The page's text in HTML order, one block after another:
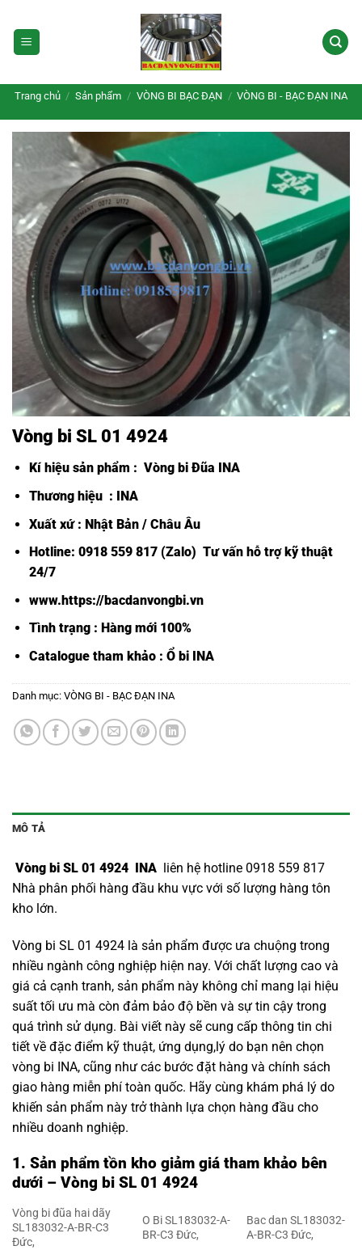
qua
nội
Trang chủ / Sản phẩm / VÒNG BI BẠC ĐẠN / VÒNG BI - BẠC ĐẠN INA
Vòng bi SL 01 4924
Kí hiệu sản phẩm : Vòng bi Đũa INA
Thương hiệu : INA
Xuất xứ : Nhật Bản / Châu Âu
Hotline: 0918 559 817 (Zalo) Tư vấn hỗ trợ kỹ thuật
24/7
www.https://bacdanvongbi.vn
Tình trạng : Hàng mới 100%
Catalogue tham khảo : Ổ bi INA
Danh mục: VÒNG BI - BẠC ĐẠN INA
MÔ TẢ
Vòng bi SL 01 4924 INA liên hệ hotline 0918 559 817
Nhà phân phối hàng đầu khu vực với số lượng hàng tôn
kho lớn.
Vòng bi SL 01 4924 là sản phẩm được ưa chuộng trong
nhiều ngành công nghiệp hiện nay. Với chất lượng cao và
giá cả cạnh tranh, sản phẩm này không chỉ mang lại hiệu
suất tối ưu mà còn đảm bảo độ bền và sự tin cậy trong
quá trình sử dụng. Bài viết này sẽ cung cấp thông tin chi
tiết về đặc điểm kỹ thuật, ứng dụng,lý do bạn nên chọn
vòng bi INA, cũng như các bước đặt hàng và chính sách
giao hàng miễn phí toàn quốc. Hãy cùng khám phá lý do
khiến sản phẩm này trở thành lựa chọn hàng đầu cho
nhiều doanh nghiệp.
1. Sản phẩm tồn kho giảm giá tham khảo bên
dưới – Vòng bi SL 01 4924
Vòng bi đũa hai dãy
SL183032-A-BR-C3
Đức,
O Bi SL183032-A-
BR-C3 Đức,
Bac dan SL183032-
A-BR-C3 Đức,